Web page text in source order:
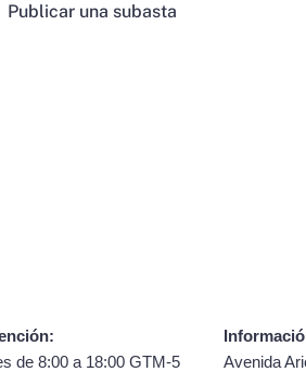
Publicar una subasta
de 8:00 a 18:00 GTM-5
Avenida